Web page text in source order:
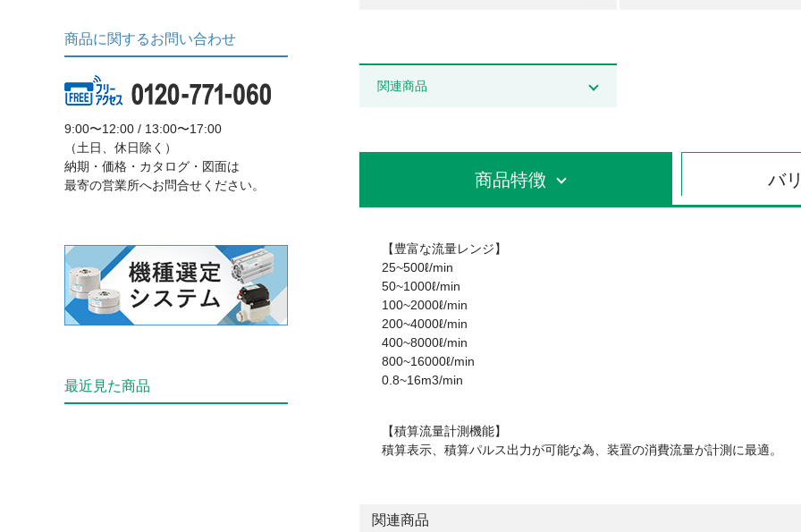
関連商品
商品特徴 バ
【豊富な流量レンジ】
25~500ℓ/min
50~1000ℓ/min
100~2000ℓ/min
200~4000ℓ/min
400~8000ℓ/min
800~16000ℓ/min
0.8~16m3/min
【積算流量計測機能】
積算表示、積算パルス出力が可能な為、装置の消費流量が計測に最適。
関連商品
商品に関するお問い合わせ
9:00〜12:00 / 13:00〜17:00
（土日、休日除く）
納期・価格・カタログ・図面は
最寄の営業所へお問合せください。
最近見た商品